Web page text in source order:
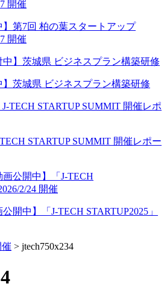
】第7回 柏の葉スタートアップ
開催
】茨城県 ビジネスプラン構築研修
TECH STARTUP SUMMIT 開催レポー
開中】「J-TECH STARTUP2025」
> jtech750x234